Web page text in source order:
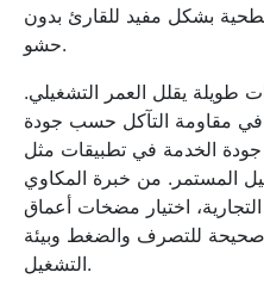
بشكل مفيد للقارئ بدون
حشو.
طويلة يقلل العمر التشغيلي.
في مقاومة التآكل حسب جودة
الخدمة في تطبيقات مثل
المستمر. من خبرة المكاوي
التجارية، اختيار مضخات أعماق
للتصرف والضغط وبيئة
التشغيل.